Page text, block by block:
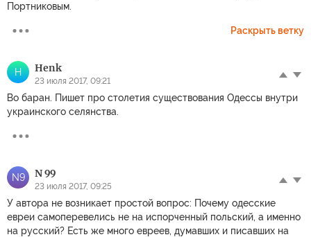
Портниковым.
Раскрыть ветку
H Henk
23 июля 2017, 09:21
Во баран. Пишет про столетия существования Одессы внутри
украинского селянства.
N9 N 99
23 июля 2017, 09:25
У автора не возникает простой вопрос: Почему одесские
евреи самоперевелись не на испорченный польский, а именно
на русский? Есть же много евреев, думавших и писавших на